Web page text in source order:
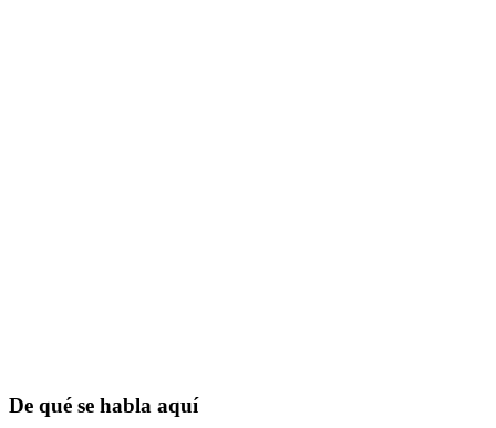
De qué se habla aquí